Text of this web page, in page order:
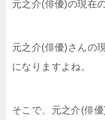
元之介(俳優)の現在
元之介(俳優)さんの
になりますよね。
そこで、元之介(俳